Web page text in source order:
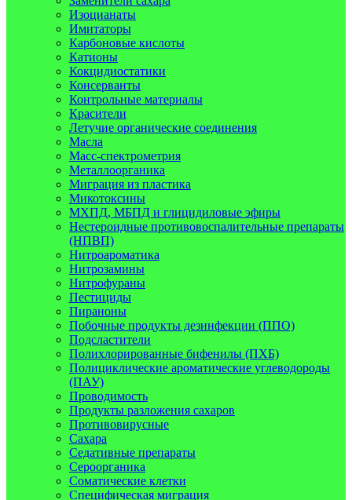
Изоцианаты
Имитаторы
Карбоновые кислоты
Катионы
Кокцидиостатики
Консерванты
Контрольные материалы
Красители
Летучие органические соединения
Масла
Масс-спектрометрия
Металлоорганика
Миграция из пластика
Микотоксины
МХПД, МБПД и глицидиловые эфиры
Нестероидные противовоспалительные препараты
(НПВП)
Нитроароматика
Нитрозамины
Нитрофураны
Пестициды
Пираноны
Побочные продукты дезинфекции (ППО)
Подсластители
Полихлорированные бифенилы (ПХБ)
Полициклические ароматические углеводороды
(ПАУ)
Проводимость
Продукты разложения сахаров
Противовирусные
Сахара
Седативные препараты
Сероорганика
Соматические клетки
Специфическая миграция